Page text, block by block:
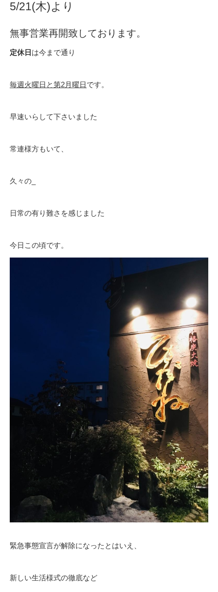
5/21(木)より
無事営業再開致しております。
定休日 は今まで通り
毎週火曜日と第2月曜日です。
早速いらして下さいました
常連様方もいて、
久々の_
日常の有り難さを感じました
今日この頃です。
緊急事態宣言が解除になったとはいえ、
新しい生活様式の徹底など